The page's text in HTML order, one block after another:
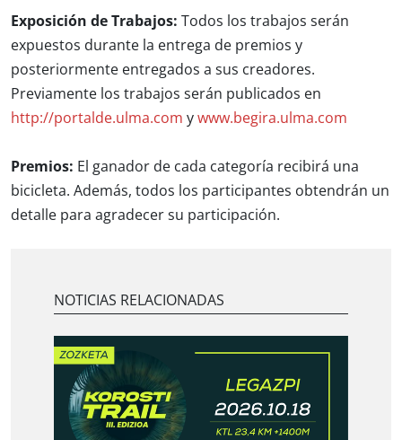
Exposición de Trabajos: Todos los trabajos serán
expuestos durante la entrega de premios y
posteriormente entregados a sus creadores.
Previamente los trabajos serán publicados en
http://portalde.ulma.com y www.begira.ulma.com
Premios: El ganador de cada categoría recibirá una
bicicleta. Además, todos los participantes obtendrán un
detalle para agradecer su participación.
NOTICIAS RELACIONADAS